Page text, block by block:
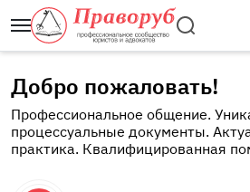
Добро пожаловать!
Профессиональное общение.
процессуальные документы.
практика. Квалифицированная